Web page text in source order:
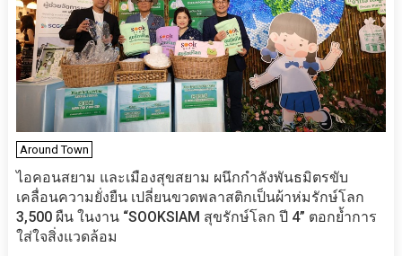
Around Town
ไอคอนสยาม และเมืองสุขสยาม ผนึกกำลังพันธมิตรขับ
เคลื่อนความยั่งยืน เปลี่ยนขวดพลาสติกเป็นผ้าห่มรักษ์โลก
3,500 ผืน ในงาน “SOOKSIAM สุขรักษ์โลก ปี 4” ตอกย้ำการ
ใส่ใจสิ่งแวดล้อม